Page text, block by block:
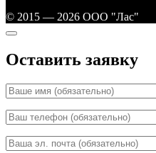
© 2015 — 2026 ООО "Лас"
Оставить заявку